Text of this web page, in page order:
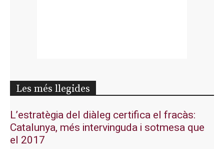
Les més llegides
L’estratègia del diàleg certifica el fracàs:
Catalunya, més intervinguda i sotmesa que
el 2017